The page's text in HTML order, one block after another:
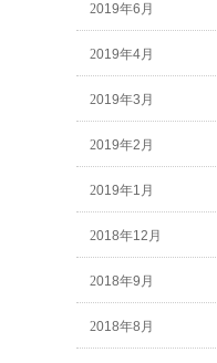
2019年6月
2019年4月
2019年3月
2019年2月
2019年1月
2018年12月
2018年9月
2018年8月